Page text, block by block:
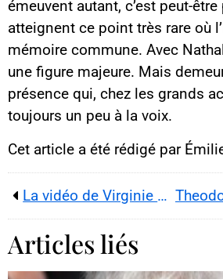
émeuvent autant, c’est peut-être
atteignent ce point très rare où
mémoire commune. Avec
une figure majeure. Mais
présence qui, chez les grands
toujours un peu à la voix.
Cet article a été rédigé par
La vidéo de Virginie Despentes réenflamme l’affaire Grasset et ravive le débat sur l’indépendance de l’édition
Articles liés